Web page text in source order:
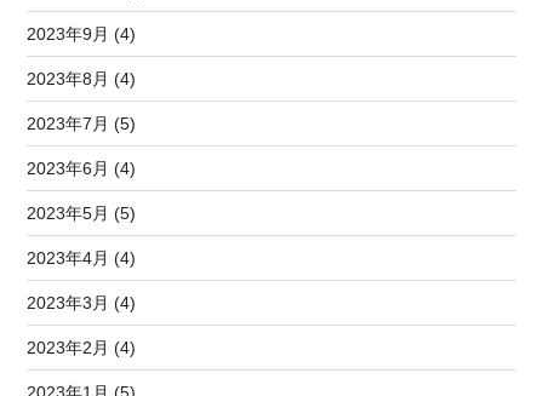
2023年9月 (4)
2023年8月 (4)
2023年7月 (5)
2023年6月 (4)
2023年5月 (5)
2023年4月 (4)
2023年3月 (4)
2023年2月 (4)
2023年1月 (5)